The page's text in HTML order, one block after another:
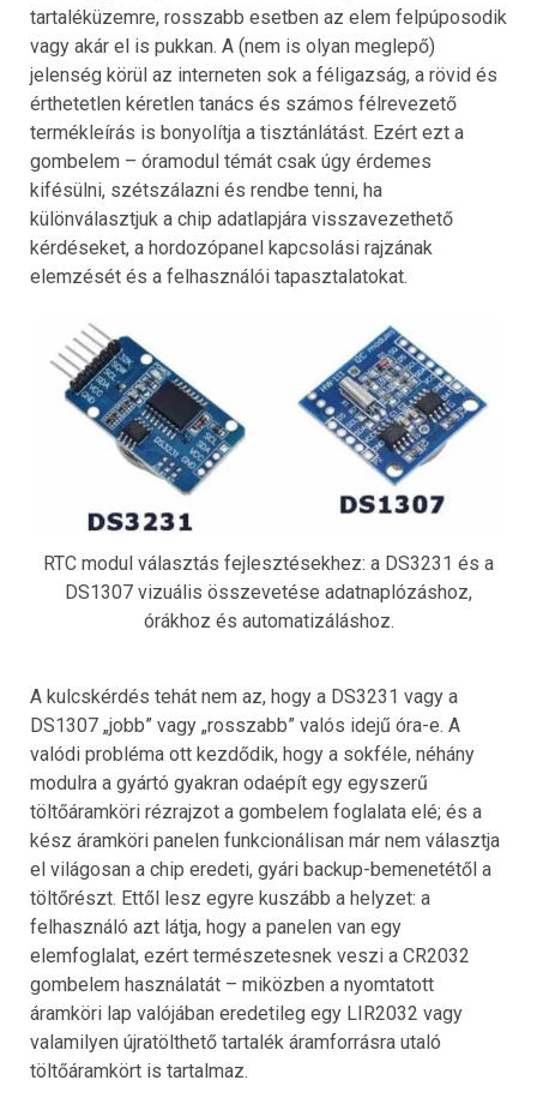
tartaléküzemre, rosszabb esetben az elem felpúposodik
vagy akár el is pukkan. A (nem is olyan meglepő)
jelenség körül az interneten sok a féligazság, a rövid és
érthetetlen kéretlen tanács és számos félrevezető
termékleírás is bonyolítja a tisztánlátást. Ezért ezt a
gombelem – óramodul témát csak úgy érdemes
kifésülni, szétszálazni és rendbe tenni, ha
különválasztjuk a chip adatlapjára visszavezethető
kérdéseket, a hordozópanel kapcsolási rajzának
elemzését és a felhasználói tapasztalatokat.
RTC modul választás fejlesztésekhez: a DS3231 és a
DS1307 vizuális összevetése adatnaplózáshoz,
órákhoz és automatizáláshoz.
A kulcskérdés tehát nem az, hogy a DS3231 vagy a
DS1307 „jobb” vagy „rosszabb” valós idejű óra-e. A
valódi probléma ott kezdődik, hogy a sokféle, néhány
modulra a gyártó gyakran odaépít egy egyszerű
töltőáramköri rézrajzot a gombelem foglalata elé; és a
kész áramköri panelen funkcionálisan már nem választja
el világosan a chip eredeti, gyári backup-bemenetétől a
töltőrészt. Ettől lesz egyre kuszább a helyzet: a
felhasználó azt látja, hogy a panelen van egy
elemfoglalat, ezért természetesnek veszi a CR2032
gombelem használatát – miközben a nyomtatott
áramköri lap valójában eredetileg egy LIR2032 vagy
valamilyen újratölthető tartalék áramforrásra utaló
töltőáramkört is tartalmaz.